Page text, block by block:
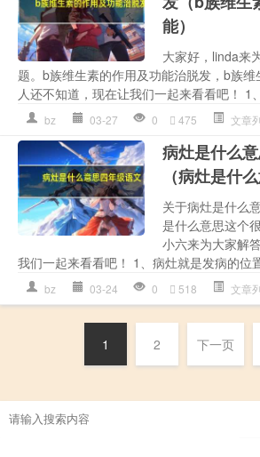
能）
大家好，linda来
题。b族维生素的作用及功能治脱发，b族
人还不知道，现在让我们一起来看看吧！ 1
bz 03-27 0 475 文章
病灶是什么
（病灶是什么
关于病灶是什么
是什么意思这个
小六来为大家解
我们一起来看看吧！ 1、病灶就是发病的位
bz 03-24 0 518 文章
1 2 下一页